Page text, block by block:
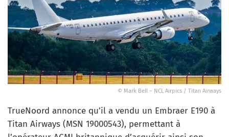
© Mark Bell – NCL Airpics / Titan Airways
TrueNoord annonce qu’il a vendu un Embraer E190 à
Titan Airways (MSN 19000543), permettant à